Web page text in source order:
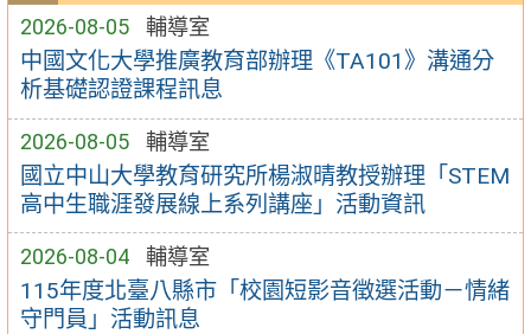
2026-08-05 輔導室
中國文化大學推廣教育部辦理《TA101》溝通分
析基礎認證課程訊息
2026-08-05 輔導室
國立中山大學教育研究所楊淑晴教授辦理「STEM
高中生職涯發展線上系列講座」活動資訊
2026-08-04 輔導室
115年度北臺八縣市「校園短影音徵選活動－情緒
守門員」活動訊息